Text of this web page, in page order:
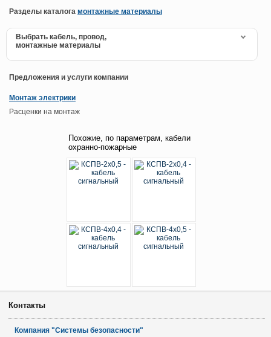
Разделы каталога монтажные материалы
Выбрать кабель, провод,
монтажные материалы
Предложения и услуги компании
Монтаж электрики
Расценки на монтаж
Похожие, по параметрам, кабели
охранно-пожарные
Контакты
Компания "Системы безопасности"